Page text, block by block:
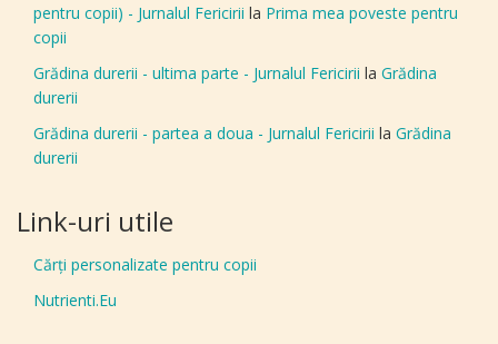
pentru copii) - Jurnalul Fericirii la Prima mea poveste pentru
copii
Grădina durerii - ultima parte - Jurnalul Fericirii la Grădina
durerii
Grădina durerii - partea a doua - Jurnalul Fericirii la Grădina
durerii
Link-uri utile
Cărți personalizate pentru copii
Nutrienti.Eu